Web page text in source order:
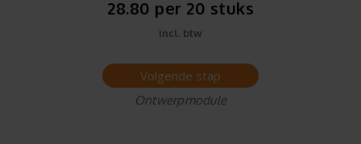
28.80 per 20 stuks
incl. btw
Volgende stap
Ontwerpmodule